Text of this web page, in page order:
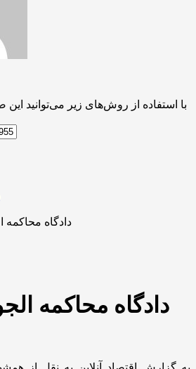
با استفاده از روش‌های زیر می‌توانید این
دادگاه محاکمه
دادگاه محاکمه